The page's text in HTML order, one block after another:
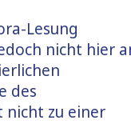
Lesung
nicht hier
des
nicht zu einer